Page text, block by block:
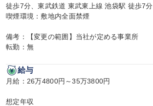
徒歩7分、東武鉄道 東武東上線 池袋駅 徒歩7分
喫煙環境：敷地内全面禁煙
備考：【変更の範囲】当社が定める事業所
転勤：無
給与
月給：26万4800円～35万3800円
想定年収